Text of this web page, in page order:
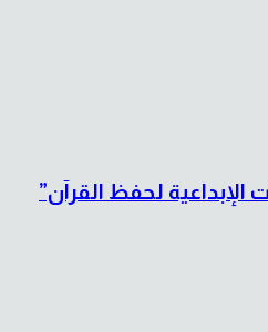
الإبداعية لحفظ القرآن”